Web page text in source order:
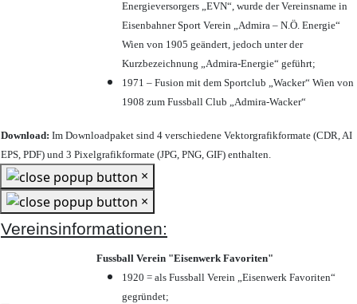
Energieversorgers „EVN“, wurde der Vereinsname in
Eisenbahner Sport Verein „Admira – N.Ö. Energie“
Wien von 1905 geändert, jedoch unter der
Kurzbezeichnung „Admira-Energie“ geführt;
1971 – Fusion mit dem Sportclub „Wacker“ Wien von
1908 zum Fussball Club „Admira-Wacker“
Download: Im Downloadpaket sind 4 verschiedene Vektorgrafikformate (CDR, AI
EPS, PDF) und 3 Pixelgrafikformate (JPG, PNG, GIF) enthalten.
×
×
Vereinsinformationen:
Fussball Verein "Eisenwerk Favoriten"
1920 = als Fussball Verein „Eisenwerk Favoriten“
gegründet;